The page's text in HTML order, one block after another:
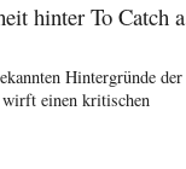
hinter To Catch a
Hintergründe der
wirft einen kritischen